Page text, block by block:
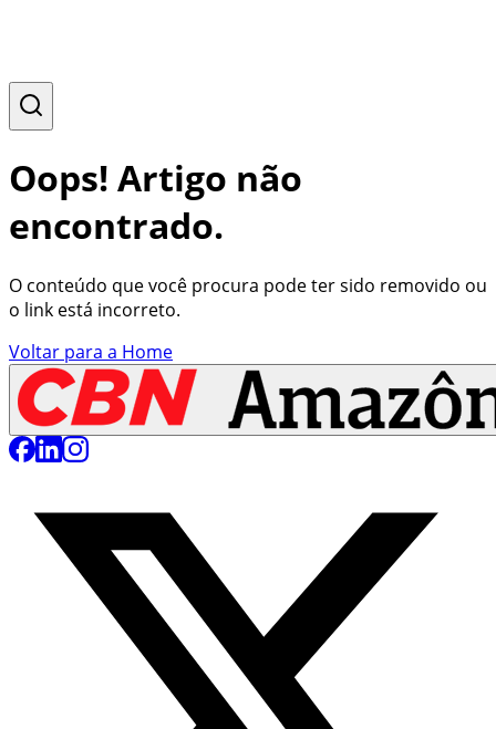
Oops! Artigo não
encontrado.
O conteúdo que você procura pode ter sido removido ou
o link está incorreto.
Voltar para a Home